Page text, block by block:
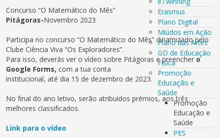
Erasmus
Plano Digital
Miúdos em Ação
Plano das Artes
GD de Educação
Física
Promoção
Educação e
Saúde
Promoção
Educação e
Saúde
PES
Concurso “O Matemático do Mês”
Pitágoras-Novembro 2023
Participa no concurso “O Matemático do Mês” dinamizado pelo
Clube Ciência Viva “Os Exploradores”.
Para isso, deverás ver o vídeo sobre Pitágoras e preencher o
Google Forms, com a tua conta
institucional, até dia 15 de dezembro de 2023.
No final do ano letivo, serão atribuídos prémios, aos três
melhores classificados.
Link para o vídeo